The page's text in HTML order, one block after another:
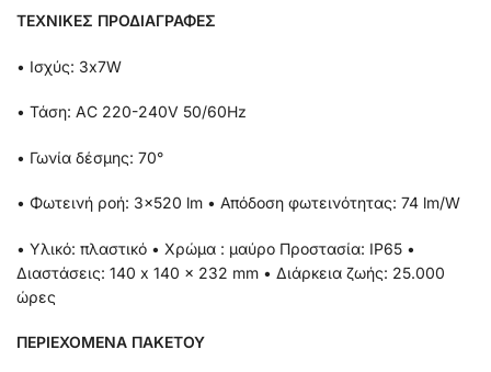
ΤΕΧΝΙΚΕΣ ΠΡΟΔΙΑΓΡΑΦΕΣ
• Ισχύς: 3x7W
• Τάση: AC 220-240V 50/60Hz
• Γωνία δέσμης: 70°
• Φωτεινή ροή: 3×520 lm • Απόδοση φωτεινότητας: 74 lm/W
• Υλικό: πλαστικό • Χρώμα : μαύρο Προστασία: IP65 •
Διαστάσεις: 140 x 140 x 232 mm • Διάρκεια ζωής: 25.000
ώρες
ΠΕΡΙΕΧΟΜΕΝΑ ΠΑΚΕΤΟΥ